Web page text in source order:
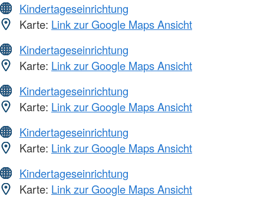
Kindertageseinrichtung
Karte: Link zur Google Maps Ansicht
Kindertageseinrichtung
Karte: Link zur Google Maps Ansicht
Kindertageseinrichtung
Karte: Link zur Google Maps Ansicht
Kindertageseinrichtung
Karte: Link zur Google Maps Ansicht
Kindertageseinrichtung
Karte: Link zur Google Maps Ansicht